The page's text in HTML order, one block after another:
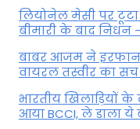
लियोनेल मेसी पर टूटा
बीमारी के बाद निधन
बाबर आजम ने इरफान
वायरल तस्वीर का
भारतीय खिलाड़ियों
आया BCCI, ले डाला ये